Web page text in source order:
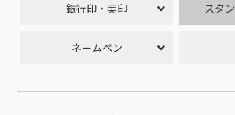
銀行印・実印 スタ
ネームペン